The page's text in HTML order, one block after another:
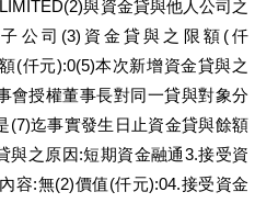
與資金貸與他人公司之
公司(3)資金貸與之限額(仟
(仟元):0(5)本次新增資金貸與之
會授權董事長對同一貸與對象分
(7)迄事實發生日止資金貸與餘額
與之原因:短期資金融通3.接受資
容:無(2)價值(仟元):04.接受資金